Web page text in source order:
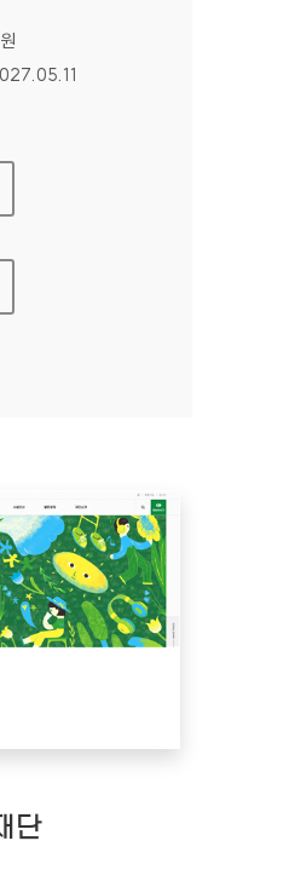
발원(모바일웹)
단